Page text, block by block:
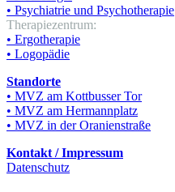
• Psychiatrie und Psychotherapie
Therapiezentrum:
• Ergotherapie
• Logopädie
Standorte
• MVZ am Kottbusser Tor
• MVZ am Hermannplatz
• MVZ in der Oranienstraße
Kontakt / Impressum
Datenschutz